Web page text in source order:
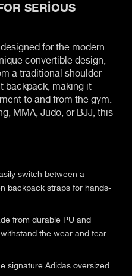
SERIOUS
for the modern
convertible design,
a traditional shoulder
backpack, making it
to and from the gym.
MMA, Judo, or BJJ, this
switch between a
backpack straps for hands-
from durable PU and
the wear and tear
signature Adidas oversized